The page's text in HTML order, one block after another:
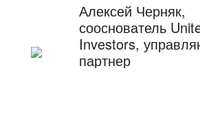
Алексей Черняк,
сооснователь
Investors,
партнер